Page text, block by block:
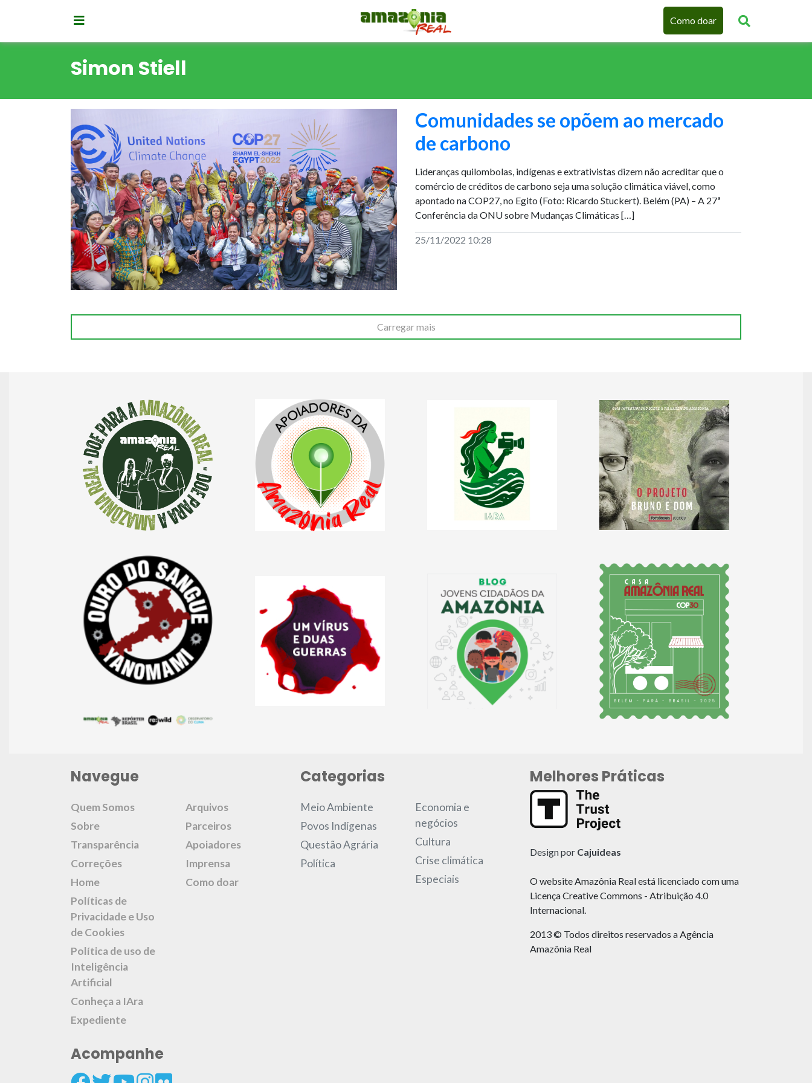
Como doar
Simon Stiell
Comunidades se opõem ao mercado
de carbono
Lideranças quilombolas, indígenas e extrativistas dizem não acreditar que o
comércio de créditos de carbono seja uma solução climática viável, como
apontado na COP27, no Egito (Foto: Ricardo Stuckert). Belém (PA) – A 27ª
Conferência da ONU sobre Mudanças Climáticas […]
25/11/2022 10:28
Carregar mais
Navegue
Quem Somos
Sobre
Transparência
Correções
Home
Políticas de
Privacidade e Uso
de Cookies
Política de uso de
Inteligência
Artificial
Conheça a IAra
Expediente
Arquivos
Parceiros
Apoiadores
Imprensa
Como doar
Acompanhe
Categorias
Meio Ambiente
Povos Indígenas
Questão Agrária
Política
Economia e
negócios
Cultura
Crise climática
Especiais
Melhores Práticas
Design por Cajuideas
O website Amazônia Real está licenciado com uma
Licença Creative Commons - Atribuição 4.0
Internacional.
2013 © Todos direitos reservados a Agência
Amazônia Real